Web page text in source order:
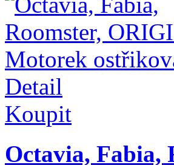
Detail
Koupit
Octavia, Fabia,